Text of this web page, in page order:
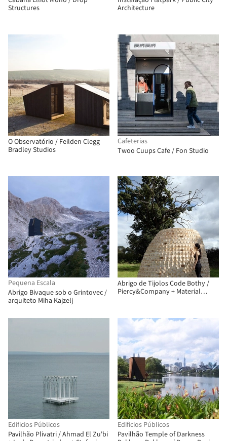
Structures
Architecture
O Observatório / Feilden Clegg
Bradley Studios
Cafeterias
Twoo Cuups Cafe / Fon Studio
Pequena Escala
Abrigo Bivaque sob o Grintovec /
arquiteto Miha Kajzelj
Abrigo de Tijolos Code Bothy /
Piercy&Company + Material
Edificios Públicos
Pavilhão Plivatri / Ahmad El Zu'bi
Edificios Públicos
Pavilhão Temple of Darkness